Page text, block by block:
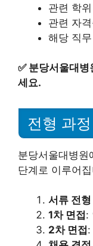
관련 학
관련 자
해당 직
✅ 분당서울대병
세요.
전형 과정
분당서울대병원
단계로 이루어
서류 전형
1차 면접 :
2차 면접 :